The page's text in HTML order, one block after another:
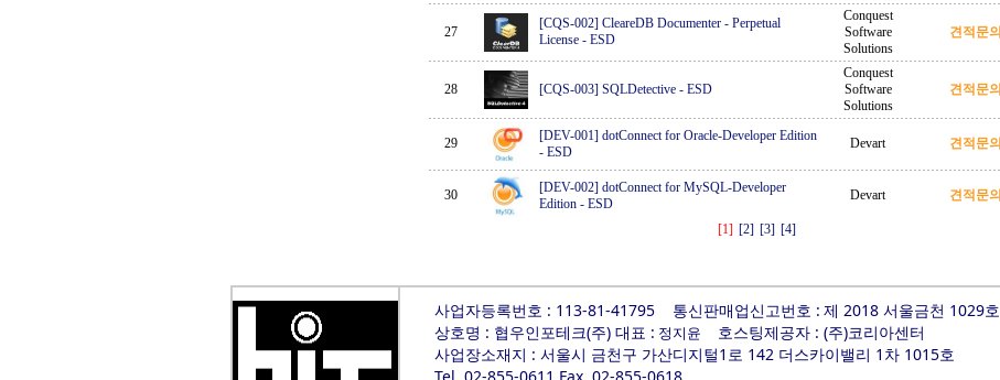
27
[CQS-002] CleareDB Documenter - Perpetual
License - ESD
Conquest
Software
Solutions
견적문의
28 [CQS-003] SQLDetective - ESD
Conquest
Software
Solutions
견적문의
29
[DEV-001] dotConnect for Oracle-Developer Edition
- ESD
Devart 견적문의
30
[DEV-002] dotConnect for MySQL-Developer
Edition - ESD
Devart 견적문의
[1] [2] [3] [4]
사업자등록번호 : 113-81-41795 통신판매업신고번호 : 제 2018 서울금천 1029호
상호명 : 협우인포테크(주) 대표 : 정지윤
호스팅제공자 : (주)코리아센터
사업장소재지 : 서울시 금천구 가산디지털1로 142 더스카이밸리 1차 1015호